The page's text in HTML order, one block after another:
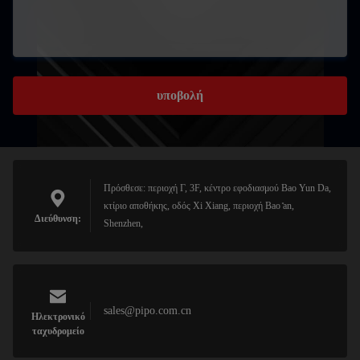
υποβολή
Διεύθυνση:
Πρόσθεσε: περιοχή Γ, 3F, κέντρο εφοδιασμού Bao Yun Da,
κτίριο αποθήκης, οδός Xi Xiang, περιοχή Bao ̊an,
Shenzhen,
Ηλεκτρονικό
ταχυδρομείο
sales@pipo.com.cn